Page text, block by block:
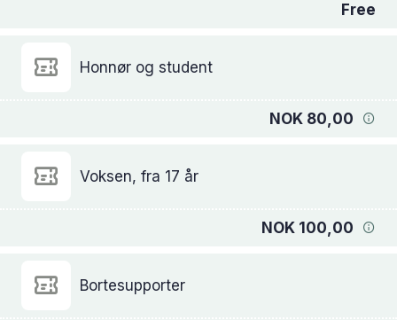
Free
Honnør og student
NOK 80,00
Voksen, fra 17 år
NOK 100,00
Bortesupporter